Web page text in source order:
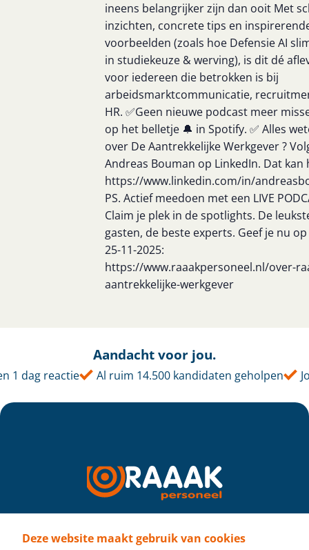
Deze website maakt gebruik van cookies
ineens belangrijker zijn dan ooit Met
inzichten, concrete tips en
voorbeelden (zoals hoe Defensie AI
in studiekeuze & werving), is dit dé
voor iedereen die betrokken is bij
arbeidsmarktcommunicatie,
HR. ✅Geen nieuwe podcast meer
op het belletje 🔔 in Spotify. ✅ Alles
over De Aantrekkelijke Werkgever ?
Andreas Bouman op LinkedIn. Dat kan
https://www.linkedin.com/in/
PS. Actief meedoen met een LIVE
Claim je plek in de spotlights. De
gasten, de beste experts. Geef je nu
25-11-2025:
https://www.raaakpersoneel.nl/over-
aantrekkelijke-werkgever
Aandacht voor jou.
1 dag reactie Al ruim 14.500 kandidaten geholpen
Volg ons